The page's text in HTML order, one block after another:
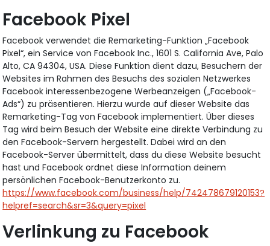
Facebook Pixel
Facebook verwendet die Remarketing-Funktion „Facebook
Pixel“, ein Service von Facebook Inc., 1601 S. California Ave, Palo
Alto, CA 94304, USA. Diese Funktion dient dazu, Besuchern der
Websites im Rahmen des Besuchs des sozialen Netzwerkes
Facebook interessenbezogene Werbeanzeigen („Facebook-
Ads“) zu präsentieren. Hierzu wurde auf dieser Website das
Remarketing-Tag von Facebook implementiert. Über dieses
Tag wird beim Besuch der Website eine direkte Verbindung zu
den Facebook-Servern hergestellt. Dabei wird an den
Facebook-Server übermittelt, dass du diese Website besucht
hast und Facebook ordnet diese Information deinem
persönlichen Facebook-Benutzerkonto zu.
https://www.facebook.com/business/help/742478679120153?
helpref=search&sr=3&query=pixel
Verlinkung zu Facebook